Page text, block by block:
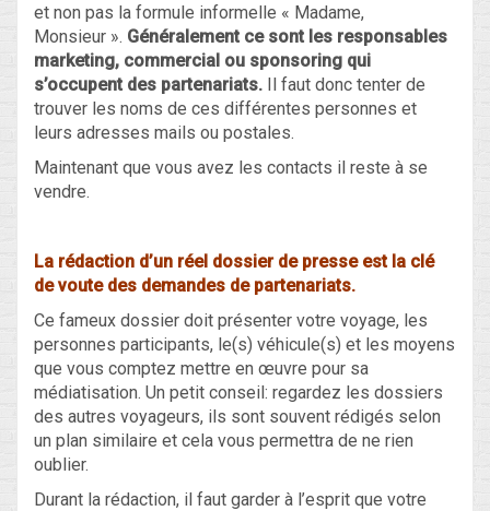
et non pas la formule informelle « Madame,
Monsieur ». Généralement ce sont les responsables
marketing, commercial ou sponsoring qui
s’occupent des partenariats. Il faut donc tenter de
trouver les noms de ces différentes personnes et
leurs adresses mails ou postales.
Maintenant que vous avez les contacts il reste à se
vendre.
La rédaction d’un réel dossier de presse est la clé
de voute des demandes de partenariats.
Ce fameux dossier doit présenter votre voyage, les
personnes participants, le(s) véhicule(s) et les moyens
que vous comptez mettre en œuvre pour sa
médiatisation. Un petit conseil: regardez les dossiers
des autres voyageurs, ils sont souvent rédigés selon
un plan similaire et cela vous permettra de ne rien
oublier.
Durant la rédaction, il faut garder à l’esprit que votre